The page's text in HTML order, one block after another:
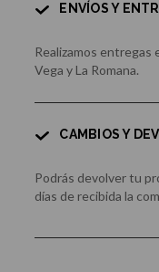
ENVÍOS Y
Realizamos entregas
Vega y La Romana.
CAMBIOS Y
Podrás devolver tu
días de recibida la